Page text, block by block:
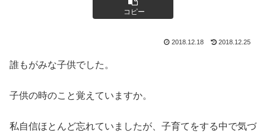
コピー
2018.12.18 2018.12.25
誰もがみな子供でした。
子供の時のこと覚えていますか。
私自信ほとんど忘れていましたが、子育てをする中で気づ